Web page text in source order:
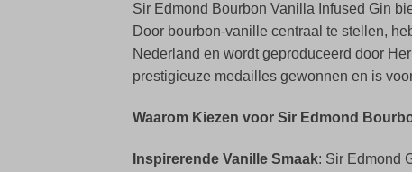
Sir Edmond Bourbon Vanilla Infused Gin
Door bourbon-vanille centraal te stellen,
Nederland en wordt geproduceerd door
prestigieuze medailles gewonnen en is
Waarom Kiezen voor Sir Edmond
Inspirerende Vanille Smaak: Sir Edmond